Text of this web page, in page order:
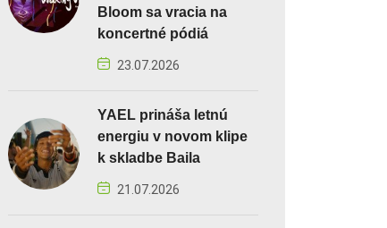
Bloom sa vracia na
koncertné pódiá
23.07.2026
YAEL prináša letnú
energiu v novom klipe
k skladbe Baila
21.07.2026